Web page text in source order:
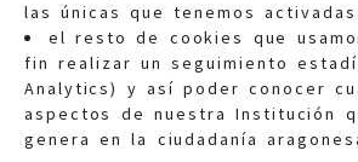
las únicas que tenemos
el resto de cookies que
fin realizar un seguimiento
Analytics) y así poder conocer
aspectos de nuestra Institución
genera en la ciudadanía
Quejas:
Información
Teléfonos:900 210 210